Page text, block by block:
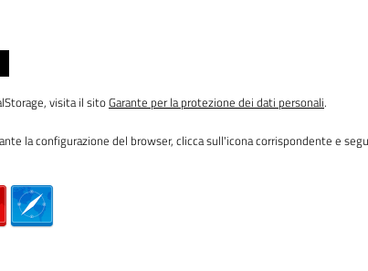
visita il sitoGarante per la protezione dei dati personali.
la configurazione del browser, clicca sull'icona corrispondente e